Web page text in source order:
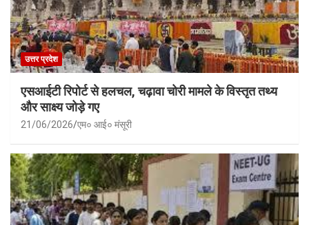
उत्तर प्रदेश
एसआईटी रिपोर्ट से हलचल, चढ़ावा चोरी मामले के विस्तृत तथ्य
और साक्ष्य जोड़े गए
21/06/2026 एम० आई० मंसूरी